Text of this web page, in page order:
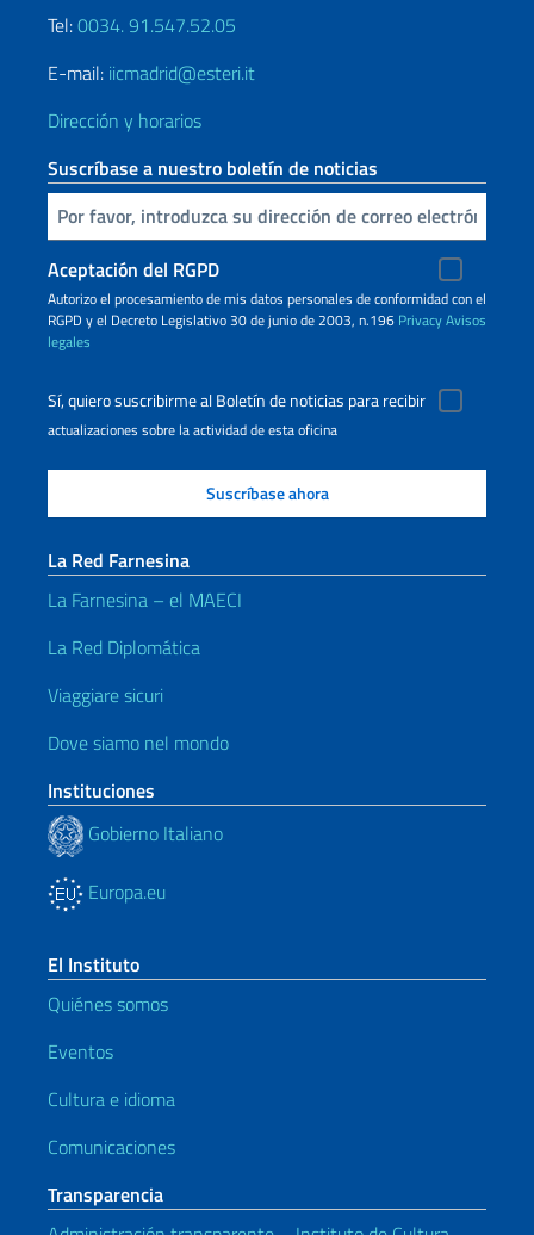
Tel:0034. 91.547.52.05
E-mail: iicmadrid@esteri.it
Dirección y horarios
Suscríbase a nuestro boletín de noticias
Inserta tu correo electronico
Aceptación del RGPD
Autorizo ​​el procesamiento de mis datos personales de conformidad con el
RGPD y el Decreto Legislativo 30 de junio de 2003, n.196 PrivacyAvisos
legales
Sí, quiero suscribirme al Boletín de noticias para recibir
actualizaciones sobre la actividad de esta oficina
La Red Farnesina
La Farnesina – el MAECI
La Red Diplomática
Viaggiare sicuri
Dove siamo nel mondo
Instituciones
Gobierno Italiano
Europa.eu
El Instituto
Quiénes somos
Eventos
Cultura e idioma
Comunicaciones
Transparencia